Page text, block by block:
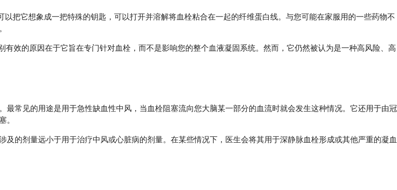
把它想象成一把特殊的钥匙，可以打开并溶解将血栓粘合在一起的纤维蛋白线。与您可能在家服用的一些药物不
效的原因在于它旨在专门针对血栓，而不是影响您的整个血液凝固系统。然而，它仍然被认为是一种高风险、高
常见的用途是用于急性缺血性中风，当血栓阻塞流向您大脑某一部分的血流时就会发生这种情况。它还用于由冠
。
的剂量远小于用于治疗中风或心脏病的剂量。在某些情况下，医生会将其用于深静脉血栓形成或其他严重的凝血